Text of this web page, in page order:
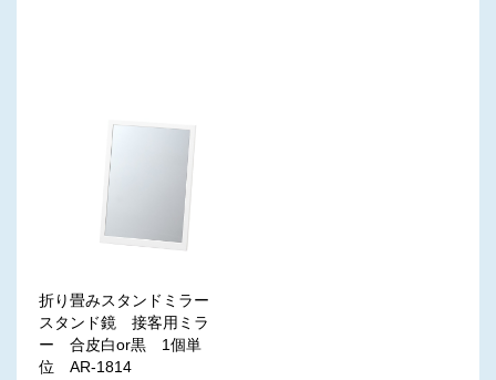
折り畳みスタンドミラー
スタンド鏡 接客用ミラ
ー 合皮白or黒 1個単
位 AR-1814